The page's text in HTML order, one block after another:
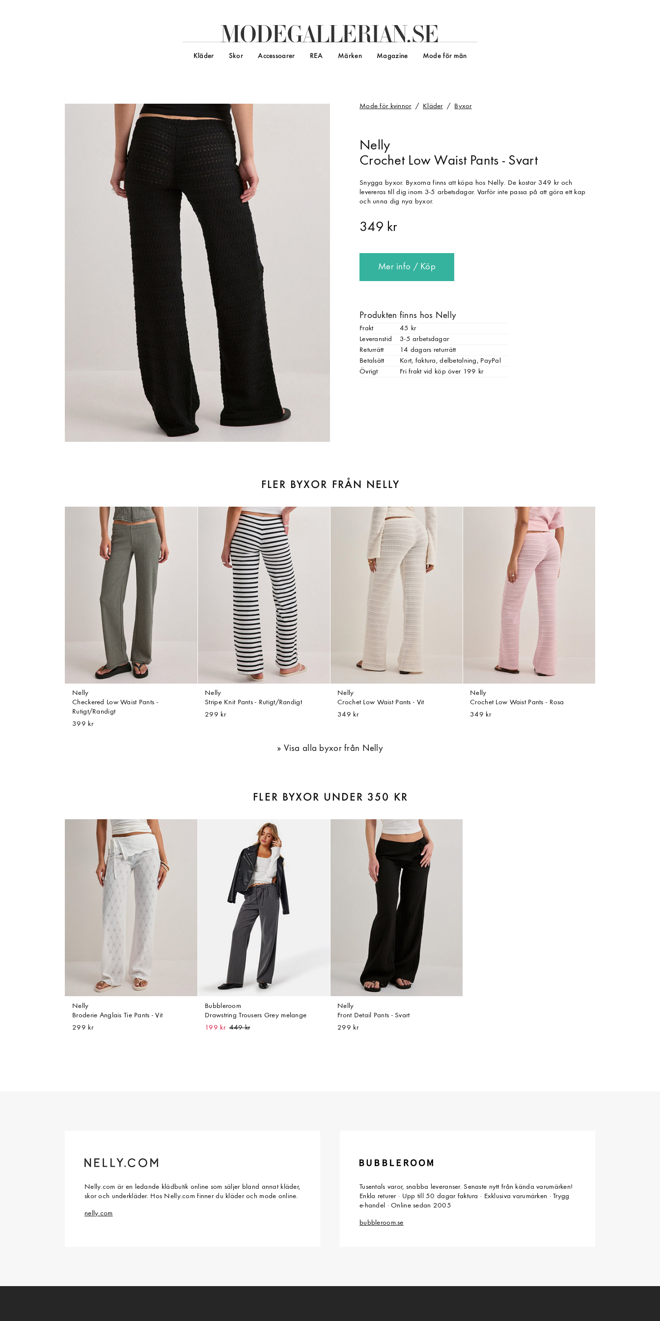
MODEGALLERIAN.SE
Kläder Skor Accessoarer REA Märken Magazine Mode för män
Mode för kvinnor Kläder Byxor
Nelly
Crochet Low Waist Pants - Svart
Snygga byxor. Byxorna finns att köpa hos Nelly. De kostar 349 kr och
levereras till dig inom 3-5 arbetsdagar. Varför inte passa på att göra ett kap
och unna dig nya byxor.
349 kr
Mer info / Köp
Produkten finns hos Nelly
Frakt
45 kr
Leveranstid
3-5 arbetsdagar
Returrätt
14 dagars returrätt
Betalsätt
Kort, faktura, delbetalning, PayPal
Övrigt
Fri frakt vid köp över 199 kr
FLER BYXOR FRÅN NELLY
Nelly
Checkered Low Waist Pants -
Rutigt/Randigt
399 kr
Nelly
Stripe Knit Pants - Rutigt/Randigt
299 kr
Nelly
Crochet Low Waist Pants - Vit
349 kr
Nelly
Crochet Low Waist Pants - Rosa
349 kr
Visa alla byxor från Nelly
FLER BYXOR UNDER 350 KR
Nelly
Broderie Anglais Tie Pants - Vit
299 kr
Bubbleroom
Drawstring Trousers Grey melange
199 kr
Nelly
Front Detail Pants - Svart
299 kr
Nelly.com är en ledande klädbutik online som säljer bland annat kläder,
skor och underkläder. Hos Nelly.com finner du kläder och mode online.
nelly.com
Tusentals varor, snabba leveranser. Senaste nytt från kända varumärken!
Enkla returer · Upp till 50 dagar faktura · Exklusiva varumärken · Trygg
e-handel · Online sedan 2005
bubbleroom.se